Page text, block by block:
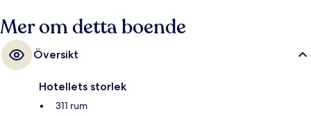
Mer om detta boende
Översikt
Hotellets storlek
311 rum